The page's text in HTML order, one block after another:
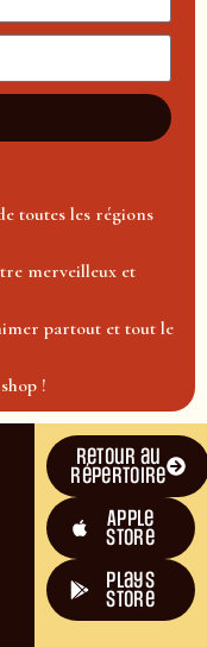
toutes les régions
merveilleux et
partout et tout le
!
Retour au
répertoire
Apple
Store
plays
store